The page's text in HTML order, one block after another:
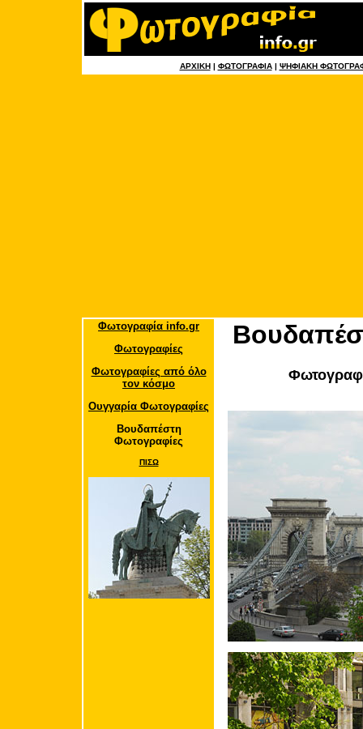
ΑΡΧΙΚΗ| ΦΩΤΟΓΡΑΦΙΑ| ΨΗΦΙΑΚΗ
Φωτογραφία info.gr
Φωτογραφίες
Φωτογραφίες από όλο
τον κόσμο
Ουγγαρία Φωτογραφίες
Βουδαπέστη
Φωτογραφίες
ΠΙΣΩ